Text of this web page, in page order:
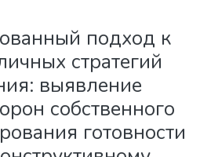
подход к
стратегий
выявление
собственного
готовности